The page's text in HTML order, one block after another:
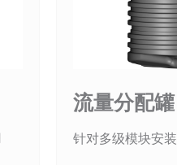
流量分配罐
针对多级模块安装